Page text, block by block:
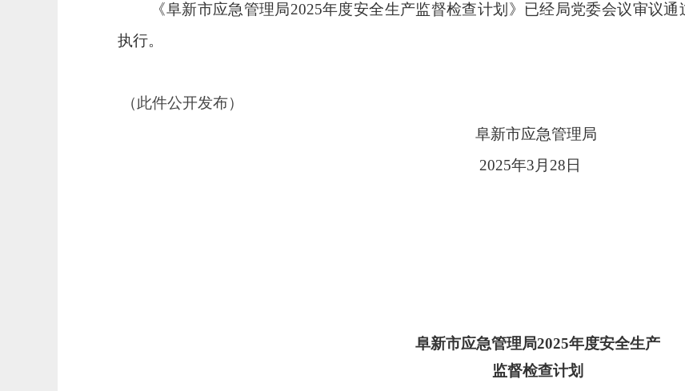
《阜新市应急管理局2025年度安全生产监督检查计划》已经局党委会议审议
执行。
（此件公开发布）
阜新市应急管理局
2025年3月28日
阜新市应急管理局2025年度安全生产
监督检查计划